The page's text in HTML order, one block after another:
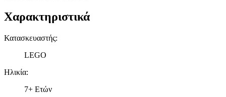
Χαρακτηριστικά
Κατασκευαστής:
LEGO
Ηλικία:
7+ Ετών